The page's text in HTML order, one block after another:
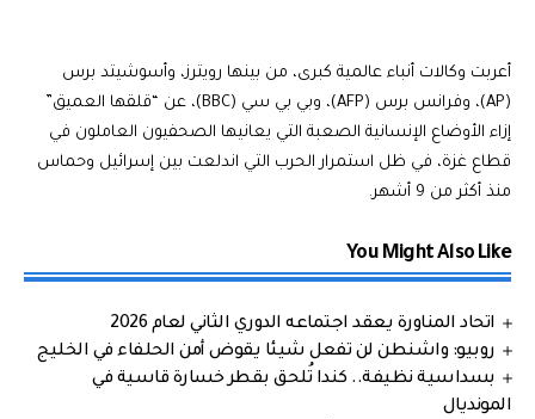
أعربت وكالات أنباء عالمية كبرى، من بينها رويترز، وأسوشيتد برس
(AP)، وفرانس برس (AFP)، وبي بي سي (BBC)، عن “قلقها العميق”
إزاء الأوضاع الإنسانية الصعبة التي يعانيها الصحفيون العاملون في
قطاع غزة، في ظل استمرار الحرب التي اندلعت بين إسرائيل وحماس
منذ أكثر من 9 أشهر.
You Might Also Like
اتحاد المناورة يعقد اجتماعه الدوري الثاني لعام 2026
روبيو: واشنطن لن تفعل شيئا يقوض أمن الحلفاء في الخليج
بسداسية نظيفة.. كندا تُلحق بقطر خسارة قاسية في
المونديال